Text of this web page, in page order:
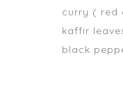
curry ( red
kaffir
black